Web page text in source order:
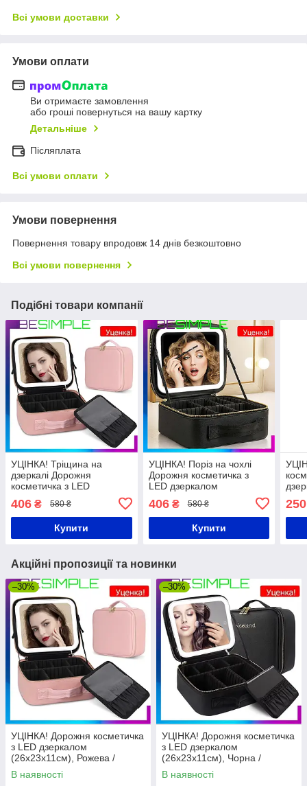
Всі умови доставки
Умови оплати
Ви отримаєте замовлення
або гроші повернуться на вашу картку
Детальніше
Післяплата
Всі умови оплати
Умови повернення
Повернення товару впродовж 14 днів безкоштовно
Всі умови повернення
Подібні товари компанії
УЦІНКА! Тріщина на
дзеркалі Дорожня
косметичка з LED
дзеркалом (26х23х11см),
Рожева / Органайзер
валіза для косметики
406 ₴ 580 ₴
Купити
УЦІНКА! Поріз на чохлі
Дорожня косметичка з
LED дзеркалом
Органайзер валіза для
косметики
406₴ 580 ₴
Купити
Акційні пропозиції та новинки
–30%
УЦІНКА! Дорожня косметичка
з LED дзеркалом
(26х23х11см), Рожева /
Органайзер валіза для
косметики
В наявності
–30%
УЦІНКА! Дорожня косметичка
з LED дзеркалом
(26х23х11см), Чорна /
Органайзер валіза для
косметики
В наявності